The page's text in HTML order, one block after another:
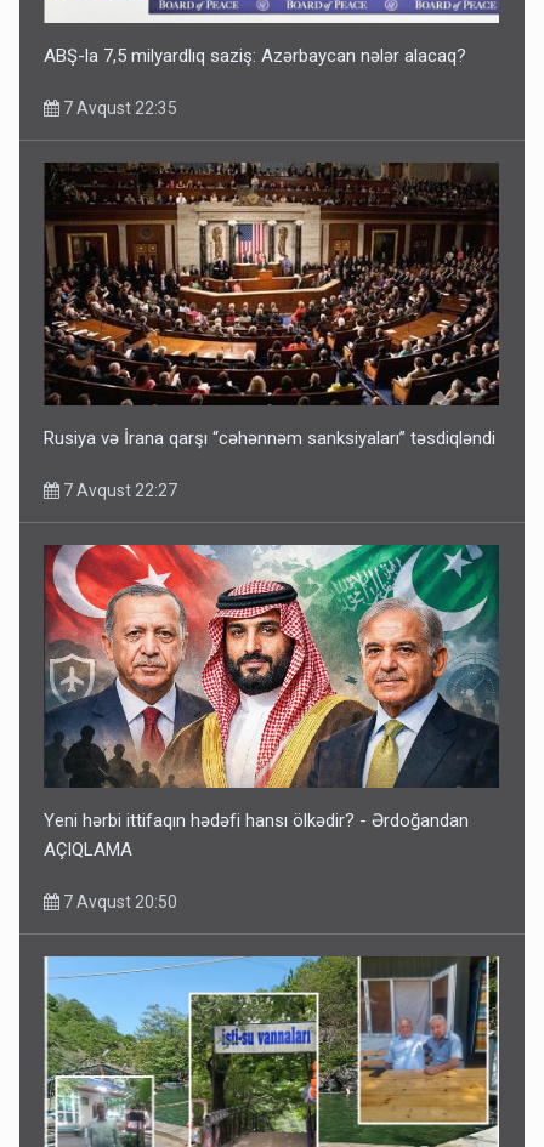
ABŞ-la 7,5 milyardlıq saziş: Azərbaycan nələr alacaq?
7 Avqust 22:35
Rusiya və İrana qarşı “cəhənnəm sanksiyaları” təsdiqləndi
7 Avqust 22:27
Yeni hərbi ittifaqın hədəfi hansı ölkədir? - Ərdoğandan
AÇIQLAMA
7 Avqust 20:50